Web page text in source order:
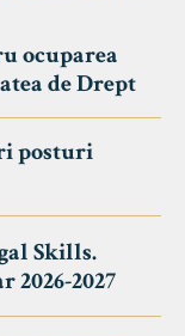
ocuparea
de Drept
posturi
Skills.
2027